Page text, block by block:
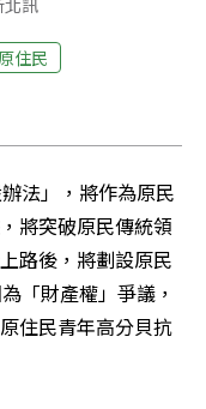
北訊
原住民
法」，將作為原民
將突破原民傳統領
路後，將劃設原民
「財產權」爭議，
住民青年高分貝抗